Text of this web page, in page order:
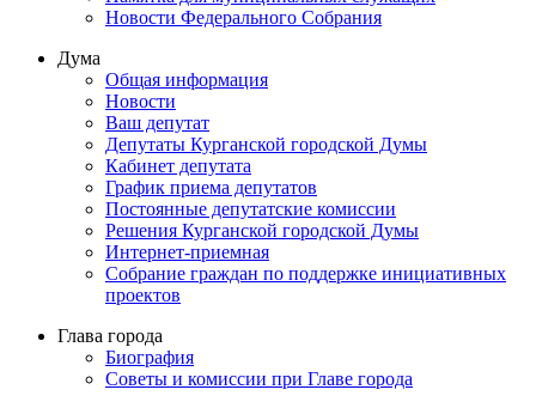
Новости Федерального Cобрания
Дума
Общая информация
Новости
Ваш депутат
Депутаты Курганской городской Думы
Кабинет депутата
График приема депутатов
Постоянные депутатские комиссии
Решения Курганской городской Думы
Интернет-приемная
Собрание граждан по поддержке инициативных
проектов
Глава города
Биография
Советы и комиссии при Главе города